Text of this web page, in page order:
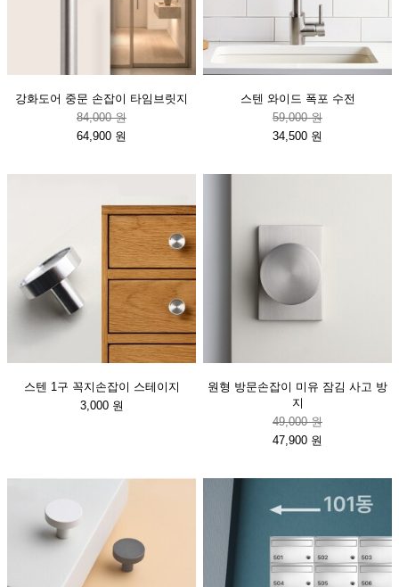
강화도어 중문 손잡이 타임브릿지
84,000 원
64,900 원
스텐 와이드 폭포 수전
59,000 원
34,500 원
스텐 1구 꼭지손잡이 스테이지
3,000 원
원형 방문손잡이 미유 잠김 사고 방
지
49,000 원
47,900 원